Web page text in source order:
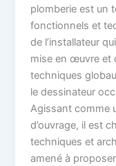
plomberie est un
fonctionnels et
de l’installateur
mise en œuvre et
techniques
le dessinateur
Agissant comme
d’ouvrage, il est
techniques et
amené à